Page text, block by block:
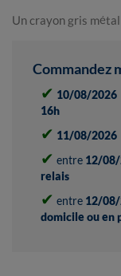
Un crayon gris
✔ 10/08/2026
16h
✔ 11/08/2026
✔ entre 12/
relais
✔ entre 12/
domicile ou en